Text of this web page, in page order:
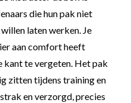
die hun pak niet
laten werken. Je
aan comfort heeft
kant te vergeten. Het pak
zitten tijdens training en
en verzorgd, precies